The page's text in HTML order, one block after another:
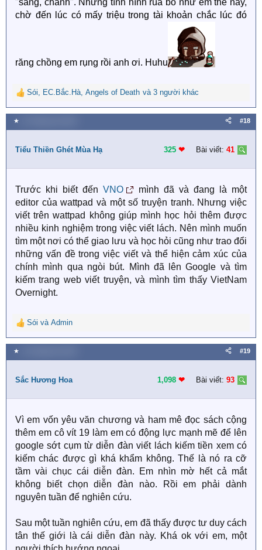
chờ đến lúc có mấy triệu trong tài khoản chắc lúc đó
răng chồng em rụng rồi anh ơi. Huhu
R
e
a
c
i
n
Sói EC.Bắc.Hà Angels of Death và 3 người khác
★ #18
Tiểu Thiền Ghét Mùa Hạ 325 ❤︎ Bài viết: 41
Trước khi biết đếnVNO
mình đã và đang là một
editor của wattpad và một số truyện tranh. Nhưng việc
viết trên wattpad không giúp mình học hỏi thêm được
nhiều kinh nghiệm trong việc viết lách. Nên mình muốn
tìm một nơi có thể giao lưu và học hỏi cũng như trao đổi
những vấn đề trong việc viết và thể hiện cảm xúc của
chính mình qua ngòi bút. Mình đã lên Google và tìm
kiếm trang web viết truyện, và mình tìm thấy VietNam
Overnight.
R
e
a
c
i
n
:
Sói và Admin
★ #19
Sắc Hương Hoa 1,098 ❤︎ Bài viết: 93
Vì em vốn yêu văn chương và ham mê đọc sách cộng
thêm em cô vít 19 làm em có động lực mạnh mẽ để lên
google sớt cụm từ diễn đàn viết lách kiếm tiền xem có
kiếm chác được gì khá khẩm không. Thế là nó ra cỡ
tầm vài chục cái diễn đàn. Em nhìn mờ hết cả mắt
không biết chọn diễn đàn nào. Rồi em phải dành
nguyên tuần để nghiên cứu.
Sau một tuần nghiên cứu, em đã thấy được tư duy cách
tân thế giới là cái diễn đàn này. Khá ok với em, một